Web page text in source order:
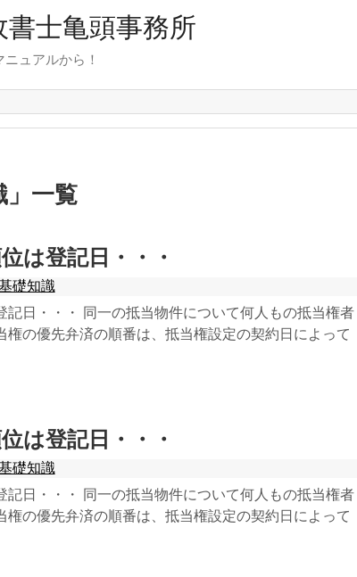
士亀頭事務所
ュアルから！
」 一覧
は登記日・・・
礎知識
記日・・・ 同一の抵当物件について何人もの抵当権者
権の優先弁済の順番は、抵当権設定の契約日によって
は登記日・・・
礎知識
記日・・・ 同一の抵当物件について何人もの抵当権者
権の優先弁済の順番は、抵当権設定の契約日によって